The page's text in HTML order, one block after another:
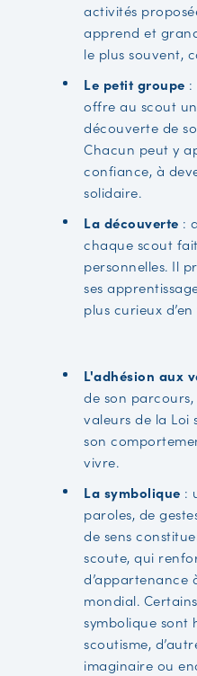
activités
apprend et
le plus souvent,
Le petit groupe :
offre au scout
découverte de
Chacun peut y
confiance, à
solidaire.
La découverte :
chaque scout
personnelles. Il
ses
plus curieux
L'adhésion aux
de son
valeurs de la Loi
son
vivre.
La symbolique :
paroles, de
de sens
scoute, qui
d’appartenance
mondial.
symbolique sont
scoutisme,
imaginaire ou